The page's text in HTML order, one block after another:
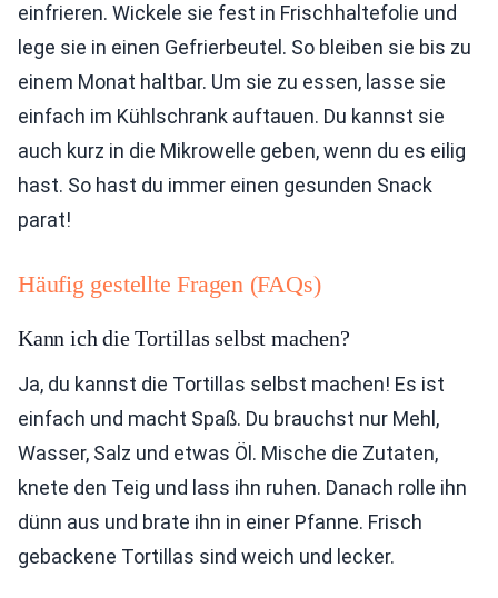
einfrieren. Wickele sie fest in Frischhaltefolie und
lege sie in einen Gefrierbeutel. So bleiben sie bis zu
einem Monat haltbar. Um sie zu essen, lasse sie
einfach im Kühlschrank auftauen. Du kannst sie
auch kurz in die Mikrowelle geben, wenn du es eilig
hast. So hast du immer einen gesunden Snack
parat!
Häufig gestellte Fragen (FAQs)
Kann ich die Tortillas selbst machen?
Ja, du kannst die Tortillas selbst machen! Es ist
einfach und macht Spaß. Du brauchst nur Mehl,
Wasser, Salz und etwas Öl. Mische die Zutaten,
knete den Teig und lass ihn ruhen. Danach rolle ihn
dünn aus und brate ihn in einer Pfanne. Frisch
gebackene Tortillas sind weich und lecker.